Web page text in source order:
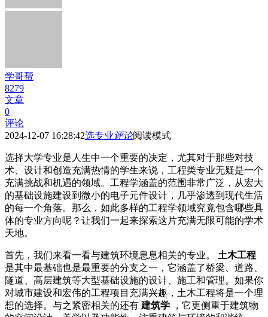
学哥帮
8279
文章
0
评论
2024-12-07 16:28:42选专业评论阅读模式
选择大学专业是人生中一个重要的决定，尤其对于那些对技
术、设计和创造充满热情的学生来说，工程类专业无疑是一个
充满挑战和机遇的领域。工程学涵盖的范围非常广泛，从宏大
的基础设施建设到微小的电子元件设计，几乎渗透到现代生活
的每一个角落。那么，如此多样的工程学领域究竟包含哪些具
体的专业方向呢？让我们一起来探索这片充满无限可能的学术
天地。
首先，我们来看一看与建筑环境息息相关的专业。 土木工程
是其中最基础也是最重要的分支之一，它涵盖了桥梁、道路、
隧道、高层建筑等大型基础设施的设计、施工和管理。如果你
对城市建设和宏伟的工程项目充满兴趣，土木工程将是一个理
想的选择。与之紧密相关的还有 建筑学
，它更侧重于建筑物